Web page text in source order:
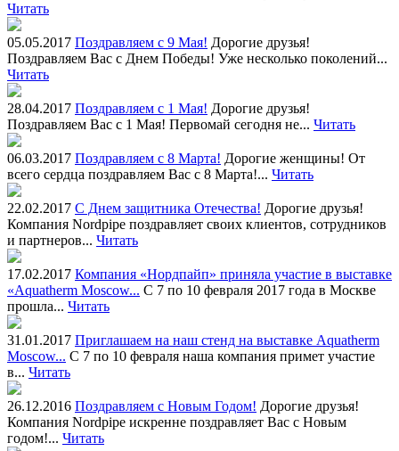
Читать
05.05.2017 Поздравляем с 9 Мая! Дорогие друзья!
Поздравляем Вас с Днем Победы! Уже несколько поколений...
Читать
28.04.2017 Поздравляем с 1 Мая! Дорогие друзья!
Поздравляем Вас с 1 Мая! Первомай сегодня не... Читать
06.03.2017 Поздравляем с 8 Марта! Дорогие женщины! От
всего сердца поздравляем Вас с 8 Марта!... Читать
22.02.2017 С Днем защитника Отечества! Дорогие друзья!
Компания Nordpipe поздравляет своих клиентов, сотрудников
и партнеров... Читать
17.02.2017 Компания «Нордпайп» приняла участие в выставке
«Aquatherm Moscow... С 7 по 10 февраля 2017 года в Москве
прошла... Читать
31.01.2017 Приглашаем на наш стенд на выставке Aquatherm
Moscow... С 7 по 10 февраля наша компания примет участие
в... Читать
26.12.2016 Поздравляем с Новым Годом! Дорогие друзья!
Компания Nordpipe искренне поздравляет Вас с Новым
годом!... Читать